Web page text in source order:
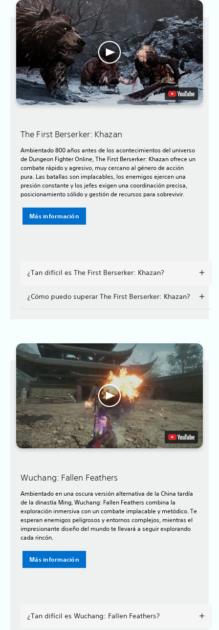
The First Berserker: Khazan
Ambientado 800 años antes de los acontecimientos del universo
de Dungeon Fighter Online, The First Berserker: Khazan ofrece un
combate rápido y agresivo, muy cercano al género de acción
pura. Las batallas son implacables, los enemigos ejercen una
presión constante y los jefes exigen una coordinación precisa,
posicionamiento sólido y gestión de recursos para sobrevivir.
Más información
¿Tan difícil es The First Berserker: Khazan?
¿Cómo puedo superar The First Berserker: Khazan?
Wuchang: Fallen Feathers
Ambientado en una oscura versión alternativa de la China tardía
de la dinastía Ming, Wuchang: Fallen Feathers combina la
exploración inmersiva con un combate implacable y metódico. Te
esperan enemigos peligrosos y entornos complejos, mientras el
impresionante diseño del mundo te llevará a seguir explorando
cada rincón.
Más información
¿Tan difícil es Wuchang: Fallen Feathers?